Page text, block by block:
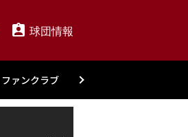
球団情報
ファンクラブ